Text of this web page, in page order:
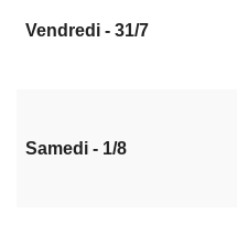
Vendredi - 31/7
Samedi - 1/8